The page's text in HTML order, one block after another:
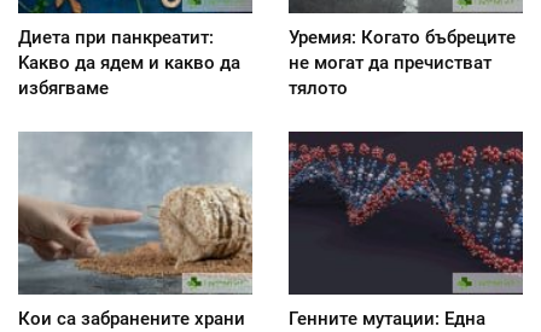
Диета при панкреатит:
Kакво да ядем и какво да
избягваме
Уремия: Когато бъбреците
не могат да пречистват
тялото
Кои са забранените храни
Генните мутации: Една